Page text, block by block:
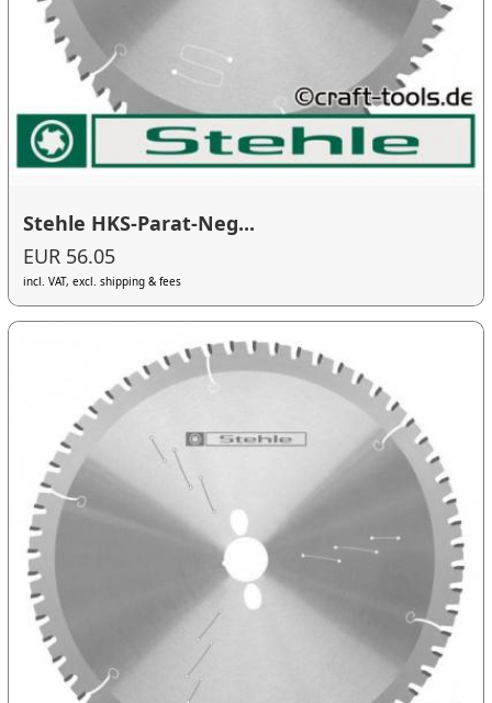
Stehle HKS-Parat-Neg...
EUR 56.05
incl. VAT, excl. shipping & fees